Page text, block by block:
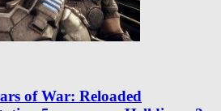
of War: Reloaded